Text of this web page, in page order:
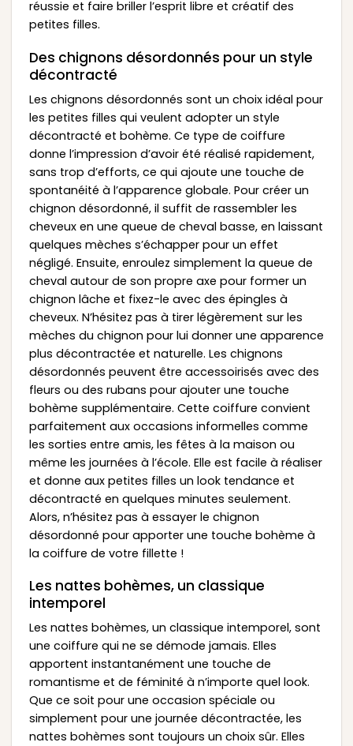
réussie et faire briller l’esprit libre et créatif des
petites filles.
Des chignons désordonnés pour un style
décontracté
Les chignons désordonnés sont un choix idéal pour
les petites filles qui veulent adopter un style
décontracté et bohème. Ce type de coiffure
donne l’impression d’avoir été réalisé rapidement,
sans trop d’efforts, ce qui ajoute une touche de
spontanéité à l’apparence globale. Pour créer un
chignon désordonné, il suffit de rassembler les
cheveux en une queue de cheval basse, en laissant
quelques mèches s’échapper pour un effet
négligé. Ensuite, enroulez simplement la queue de
cheval autour de son propre axe pour former un
chignon lâche et fixez-le avec des épingles à
cheveux. N’hésitez pas à tirer légèrement sur les
mèches du chignon pour lui donner une apparence
plus décontractée et naturelle. Les chignons
désordonnés peuvent être accessoirisés avec des
fleurs ou des rubans pour ajouter une touche
bohème supplémentaire. Cette coiffure convient
parfaitement aux occasions informelles comme
les sorties entre amis, les fêtes à la maison ou
même les journées à l’école. Elle est facile à réaliser
et donne aux petites filles un look tendance et
décontracté en quelques minutes seulement.
Alors, n’hésitez pas à essayer le chignon
désordonné pour apporter une touche bohème à
la coiffure de votre fillette !
Les nattes bohèmes, un classique
intemporel
Les nattes bohèmes, un classique intemporel, sont
une coiffure qui ne se démode jamais. Elles
apportent instantanément une touche de
romantisme et de féminité à n’importe quel look.
Que ce soit pour une occasion spéciale ou
simplement pour une journée décontractée, les
nattes bohèmes sont toujours un choix sûr. Elles